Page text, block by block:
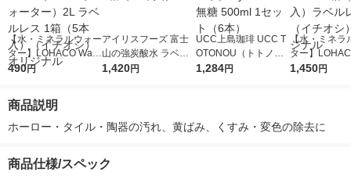
【水・ミネラルウォー
ター】LOHACO Wate
r（ロハコウォータ
シ） オリジナル
490円
アイリスフーズ 富士
山の強炭酸水 ラベル
レス 500ml 1箱（24
1,420円
UCC上島珈琲 UCC T
OTONOU（トトノ
ウ） by BLACK無糖 5
1,284円
【水・ミネラ
ター】
r 410ml 1箱（
1,450円
商品説明
ホーロー・タイル・陶器の汚れ、黄ばみ、くすみ・変色の除去に
商品仕様/スペック